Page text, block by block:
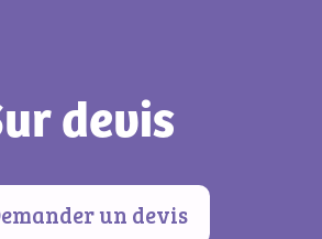
devis
un devis